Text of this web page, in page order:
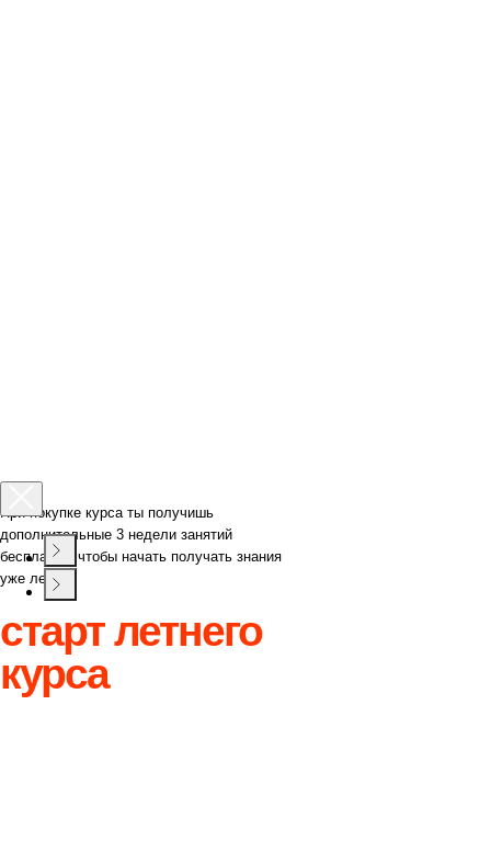
При покупке курса ты получишь
дополнительные 3 недели занятий
бесплатно, чтобы начать получать знания
уже летом!
старт летнего
курса